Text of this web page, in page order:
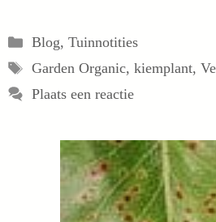
Categorieën
Blog, Tuinnotities
Tags
Garden Organic, kiemplant,
Plaats een reactie